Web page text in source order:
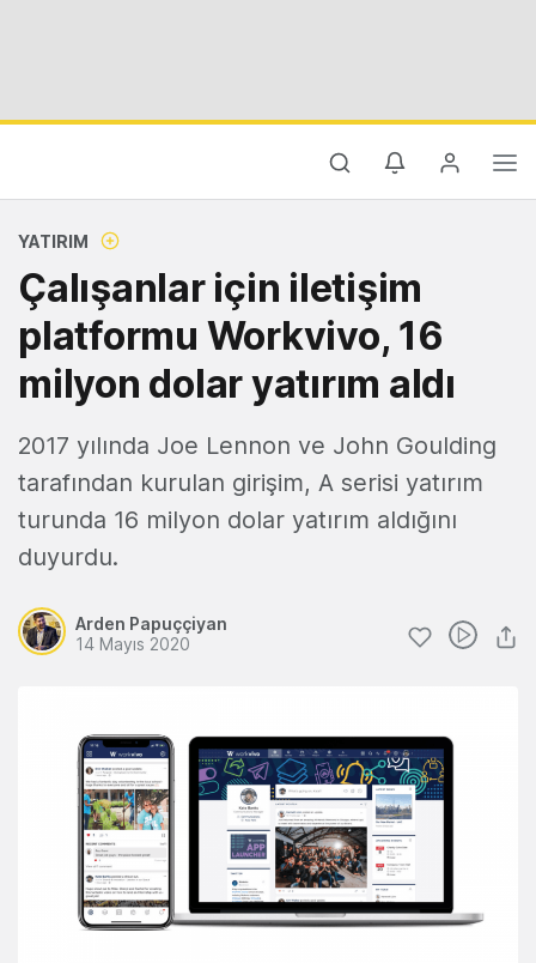
YATIRIM
Çalışanlar için iletişim
platformu Workvivo, 16
milyon dolar yatırım aldı
2017 yılında Joe Lennon ve John Goulding
tarafından kurulan girişim, A serisi yatırım
turunda 16 milyon dolar yatırım aldığını
duyurdu.
Arden Papuççiyan
14 Mayıs 2020